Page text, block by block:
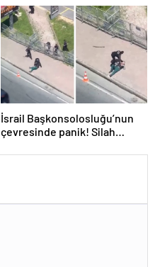
İsrail Başkonsolosluğu’nun
çevresinde panik! Silah
açıklama geldi